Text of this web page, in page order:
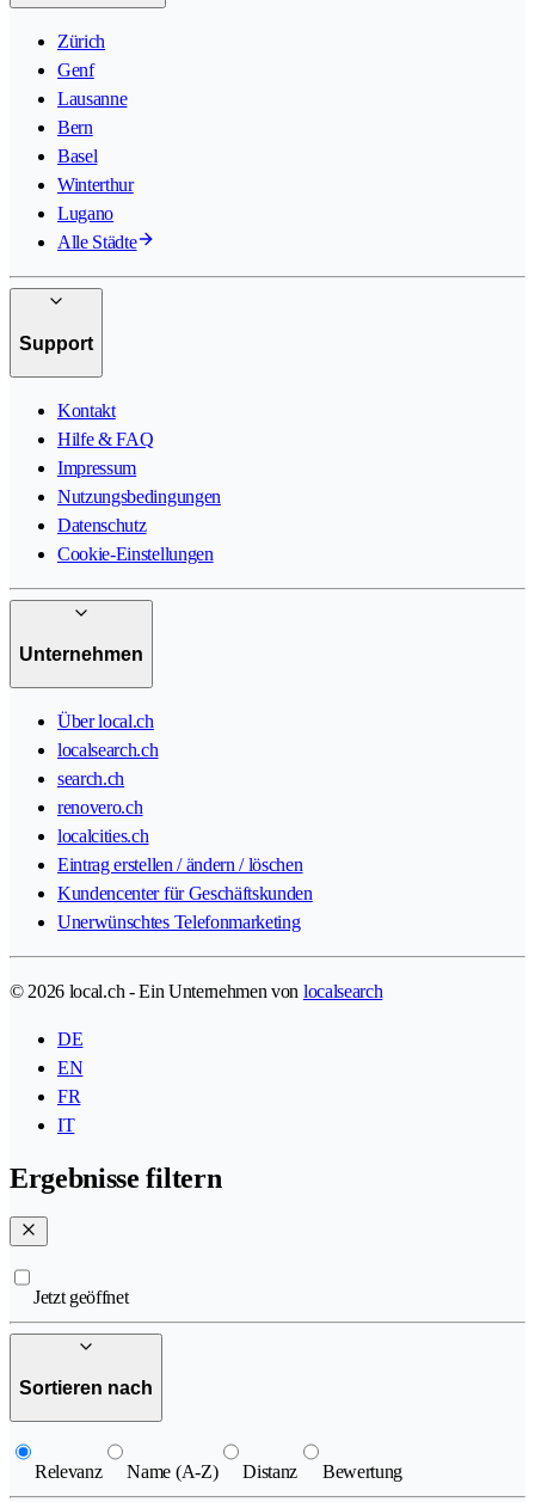
Zürich
Genf
Lausanne
Bern
Basel
Winterthur
Lugano
Alle Städte
Support
Kontakt
Hilfe & FAQ
Impressum
Nutzungsbedingungen
Datenschutz
Cookie-Einstellungen
Unternehmen
Über local.ch
localsearch.ch
search.ch
renovero.ch
localcities.ch
Eintrag erstellen / ändern / löschen
Kundencenter für Geschäftskunden
Unerwünschtes Telefonmarketing
© 2026 local.ch - Ein Unternehmen von localsearch
DE
EN
FR
IT
Ergebnisse filtern
Jetzt geöffnet
Sortieren nach
Relevanz Name (A-Z) Distanz Bewertung